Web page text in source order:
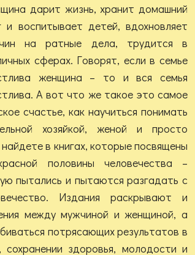
дарит жизнь, хранит домашний
и воспитывает детей, вдохновляет
на ратные дела, трудится в
сферах. Говорят, если в семье
женщина – то и вся семья
А вот что же такое это самое
счастье, как научиться понимать
хозяйкой, женой и просто
в книгах, которые посвящены
половины человечества –
пытались и пытаются разгадать с
Издания раскрывают и
между мужчиной и женщиной, а
потрясающих результатов в
здоровья, молодости и